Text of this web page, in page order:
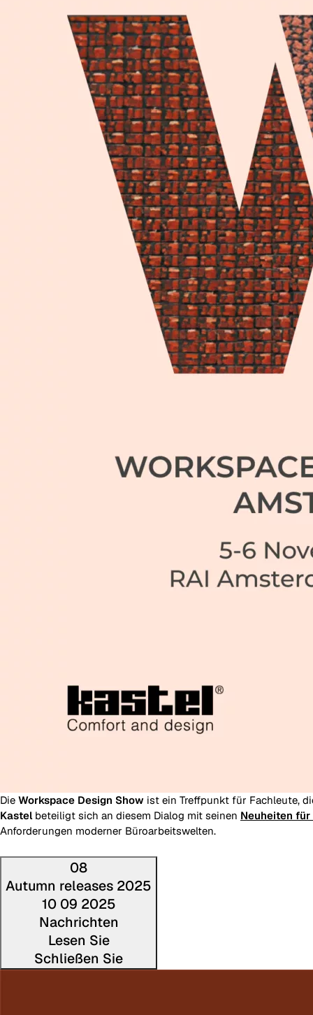
Die Workspace Design Show ist ein Treffpunkt für Fachleute,
Kastelbeteiligt sich an diesem Dialog mit seinen Neuheiten
Anforderungen moderner Büroarbeitswelten.
08
Autumn releases 2025
10 09 2025
Nachrichten
Lesen Sie
Schließen SieDen